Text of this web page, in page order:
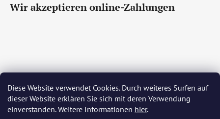
Diese Website verwendet Cookies. Durch weiteres Surfen auf
dieser Website erklären Sie sich mit deren Verwendung
einverstanden. Weitere Informationen hier.
Wir akzeptieren online-Zahlungen
Čeština Slovenčina English Deutsch Magyar
Język polski Română Italiano Español Français
Português Български Hrvatski Slovenščina